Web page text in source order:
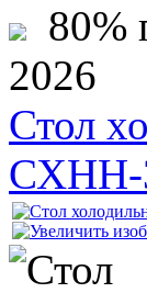
80%
2026
Стол
СХНН-